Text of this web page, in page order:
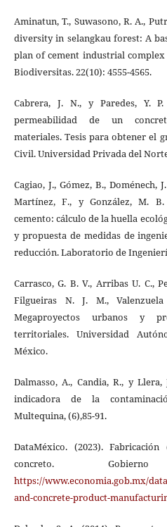
Aminatun, T., Suwasono, R. A.,
diversity in selangkau forest: A
plan of cement industrial
Biodiversitas. 22(10): 4555-4565.
Cabrera, J. N., y Paredes, Y.
permeabilidad de un
materiales. Tesis para obtener el
Civil. Universidad Privada del
Cagiao, J., Gómez, B., Doménech,
Martínez, F., y González, M.
cemento: cálculo de la huella
y propuesta de medidas de
reducción. Laboratorio de
Carrasco, G. B. V., Arribas U. C.,
Filgueiras N. J. M.,
Megaproyectos urbanos y
territoriales. Universidad
México.
Dalmasso, A., Candia, R., y
indicadora de la
Multequina, (6),85-91.
DataMéxico. (2023).
concreto.
https://www.economia.gob.mx/
and-concrete-product-